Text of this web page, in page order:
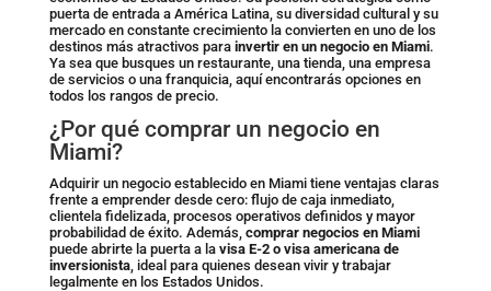
puerta de entrada a América Latina, su diversidad cultural y su
mercado en constante crecimiento la convierten en uno de los
destinos más atractivos para invertir en un negocio en Miami.
Ya sea que busques un restaurante, una tienda, una empresa
de servicios o una franquicia, aquí encontrarás opciones en
todos los rangos de precio.
¿Por qué comprar un negocio en
Miami?
Adquirir un negocio establecido en Miami tiene ventajas claras
frente a emprender desde cero: flujo de caja inmediato,
clientela fidelizada, procesos operativos definidos y mayor
probabilidad de éxito. Además, comprar negocios en Miami
puede abrirte la puerta a la visa E-2 o visa americana de
inversionista, ideal para quienes desean vivir y trabajar
legalmente en los Estados Unidos.